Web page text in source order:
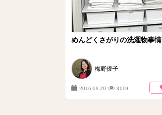
めんどくさがりの洗濯物事情
梅野優子
2016.09.20 3119